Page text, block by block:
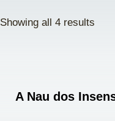
Showing all 4 results
A Nau dos